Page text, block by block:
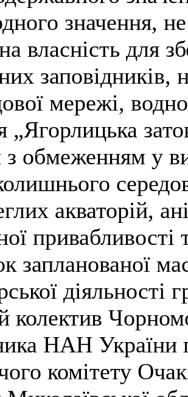
значення,
власність для
заповідників,
мережі,
„Ягорлицька
обмеженням у
акваторій,
привабливості
запланованої
діяльності
колектив
НАН України
комітету